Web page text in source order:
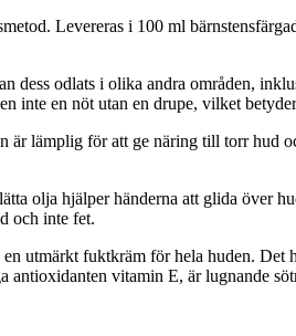
Levereras i 100 ml
dess odlats i olika andra områden,
inte en nöt utan en drupe, vilket
lämplig för att ge näring till torr hud
olja hjälper händerna att glida över
och inte fet.
utmärkt fuktkräm för hela huden.
vitamin E, är lugnande